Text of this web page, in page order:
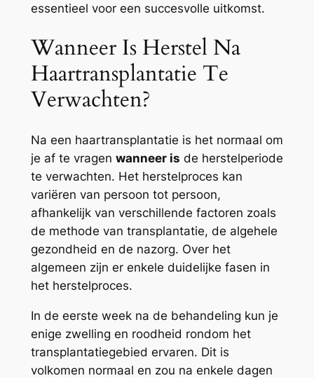
essentieel voor een succesvolle uitkomst.
Wanneer Is Herstel Na
Haartransplantatie Te
Verwachten?
Na een haartransplantatie is het normaal om
je af te vragen wanneer is de herstelperiode
te verwachten. Het herstelproces kan
variëren van persoon tot persoon,
afhankelijk van verschillende factoren zoals
de methode van transplantatie, de algehele
gezondheid en de nazorg. Over het
algemeen zijn er enkele duidelijke fasen in
het herstelproces.
In de eerste week na de behandeling kun je
enige zwelling en roodheid rondom het
transplantatiegebied ervaren. Dit is
volkomen normaal en zou na enkele dagen